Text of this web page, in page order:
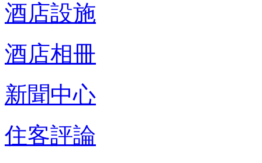
酒店設施
酒店相冊
新聞中心
住客評論